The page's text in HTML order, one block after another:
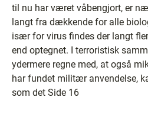
til nu har været våbengjort, er
langt fra dækkende for alle
især for virus findes der langt
end optegnet. I terroristisk
ydermere regne med, at også
har fundet militær anvendelse,
som det Side 16